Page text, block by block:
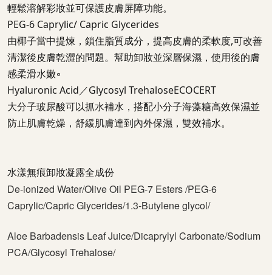
輕鬆溶解彩妝並可保護皮膚屏障功能。
PEG-6 Caprylic/ Capric Glycerides
由椰子當中提煉，鎖住脂質成分，提高皮膚的柔軟度,可改善
清潔後皮膚乾澀的問題。幫助卸妝並深層保濕，使用後的膚
感柔滑水嫩◦
Hyaluronic Acid／Glycosyl TrehaloseECOCERT
大分子玻尿酸可以抓水補水，搭配小分子海藻糖高效保濕並
防止肌膚乾燥，舒緩肌膚達到內外保濕，雙效補水。
水漾無痕卸妝凝露全成份
De-ionized Water/Olive Oil PEG-7 Esters /PEG-6
Caprylic/Capric Glycerides/1.3-Butylene glycol/
Aloe Barbadensis Leaf Juice/Dicaprylyl Carbonate/Sodium
PCA/Glycosyl Trehalose/